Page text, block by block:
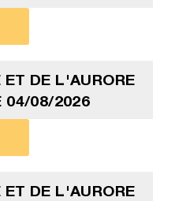
DE L'AURORE
04/08/2026
DE L'AURORE